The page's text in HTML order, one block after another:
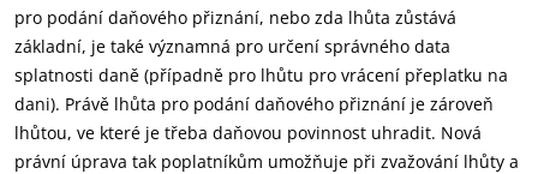
pro podání daňového přiznání, nebo zda lhůta zůstává
základní, je také významná pro určení správného data
splatnosti daně (případně pro lhůtu pro vrácení přeplatku na
dani). Právě lhůta pro podání daňového přiznání je zároveň
lhůtou, ve které je třeba daňovou povinnost uhradit. Nová
právní úprava tak poplatníkům umožňuje při zvažování lhůty a